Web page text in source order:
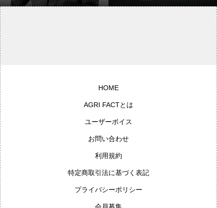
ションで増やしたい：58杯目【渕
HOME
AGRI FACTとは
ユーザーボイス
お問い合わせ
利用規約
特定商取引法に基づく表記
プライバシーポリシー